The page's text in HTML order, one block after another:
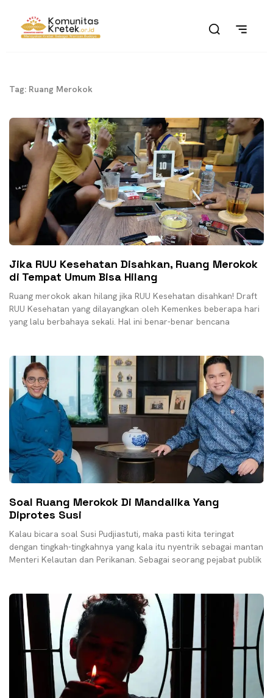
Tag: Ruang Merokok
Jika RUU Kesehatan Disahkan, Ruang Merokok
di Tempat Umum Bisa Hilang
Ruang merokok akan hilang jika RUU Kesehatan disahkan! Draft
RUU Kesehatan yang dilayangkan oleh Kemenkes beberapa hari
yang lalu berbahaya sekali. Hal ini benar-benar bencana
Soal Ruang Merokok Di Mandalika Yang
Diprotes Susi
Kalau bicara soal Susi Pudjiastuti, maka pasti kita teringat
dengan tingkah-tingkahnya yang kala itu nyentrik sebagai mantan
Menteri Kelautan dan Perikanan. Sebagai seorang pejabat publik